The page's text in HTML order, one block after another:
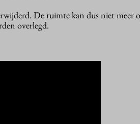
De ruimte kan dus niet meer
overlegd.